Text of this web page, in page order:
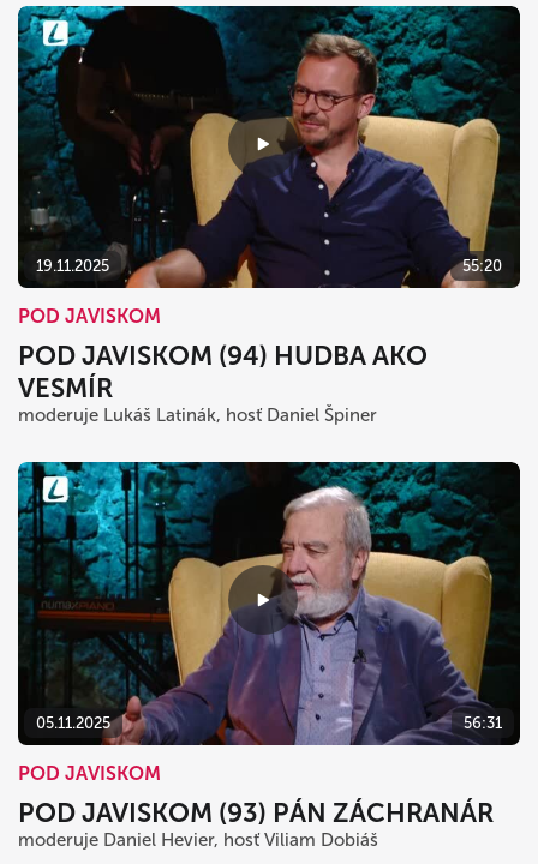
19.11.2025 55:20
POD JAVISKOM
POD JAVISKOM (94) HUDBA AKO
VESMÍR
moderuje Lukáš Latinák, hosť Daniel Špiner
05.11.2025 56:31
POD JAVISKOM
POD JAVISKOM (93) PÁN ZÁCHRANÁR
moderuje Daniel Hevier, hosť Viliam Dobiáš